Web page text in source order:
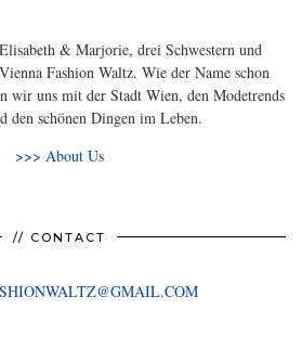
& Marjorie, drei Schwestern und
Fashion Waltz. Wie der Name schon
wir uns mit der Stadt Wien, den Modetrends
den schönen Dingen im Leben.
>>> About Us
// CONTACT